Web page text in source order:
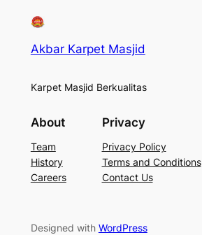
Akbar Karpet Masjid
Karpet Masjid Berkualitas
About
Team
History
Careers
Privacy
Privacy Policy
Terms and Conditions
Contact Us
Designed with WordPress